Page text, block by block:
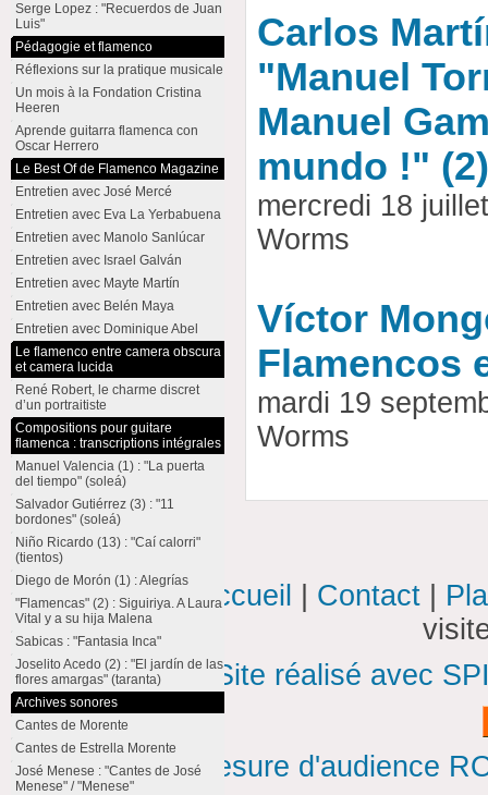
Carlos
"Manuel
Manuel
mundo !"
mercredi 18
Worms
Víctor
Flamencos
mardi 19
Worms
Serge Lopez : "Recuerdos de Juan
Luis"
Pédagogie et flamenco
Réflexions sur la pratique musicale
Un mois à la Fondation Cristina
Heeren
Aprende guitarra flamenca con
Oscar Herrero
Le Best Of de Flamenco Magazine
Entretien avec José Mercé
Entretien avec Eva La Yerbabuena
Entretien avec Manolo Sanlúcar
Entretien avec Israel Galván
Entretien avec Mayte Martín
Entretien avec Belén Maya
Entretien avec Dominique Abel
Le flamenco entre camera obscura
et camera lucida
René Robert, le charme discret
d’un portraitiste
Compositions pour guitare
flamenca : transcriptions intégrales
Manuel Valencia (1) : "La puerta
del tiempo" (soleá)
Salvador Gutiérrez (3) : "11
bordones" (soleá)
Niño Ricardo (13) : "Caí calorri"
(tientos)
Diego de Morón (1) : Alegrías
"Flamencas" (2) : Siguiriya. A Laura
Vital y a su hija Malena
Sabicas : "Fantasia Inca"
Joselito Acedo (2) : "El jardín de las
flores amargas" (taranta)
Archives sonores
Cantes de Morente
Cantes de Estrella Morente
José Menese : "Cantes de José
Menese" / "Menese"
Accueil Contact
Site réalisé avec
Mesure d'audience